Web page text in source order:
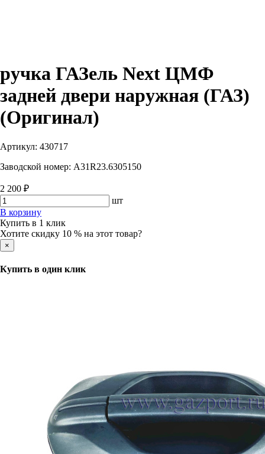
ручка ГАЗель Next ЦМФ
задней двери наружная (ГАЗ)
(Оригинал)
Артикул: 430717
Заводской номер: A31R23.6305150
2 200 ₽
шт
В корзину
Купить в 1 клик
Хотите скидку 10 % на этот товар?
×
Купить в один клик